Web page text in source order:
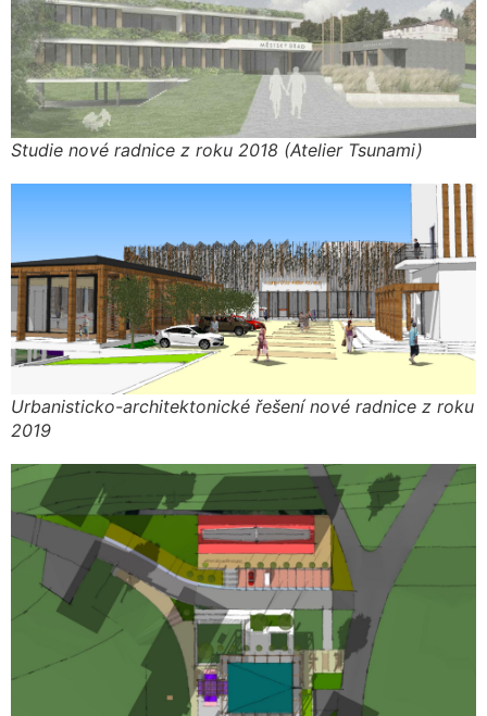
Studie nové radnice z roku 2018 (Atelier Tsunami)
Urbanisticko-architektonické řešení nové radnice z roku
2019